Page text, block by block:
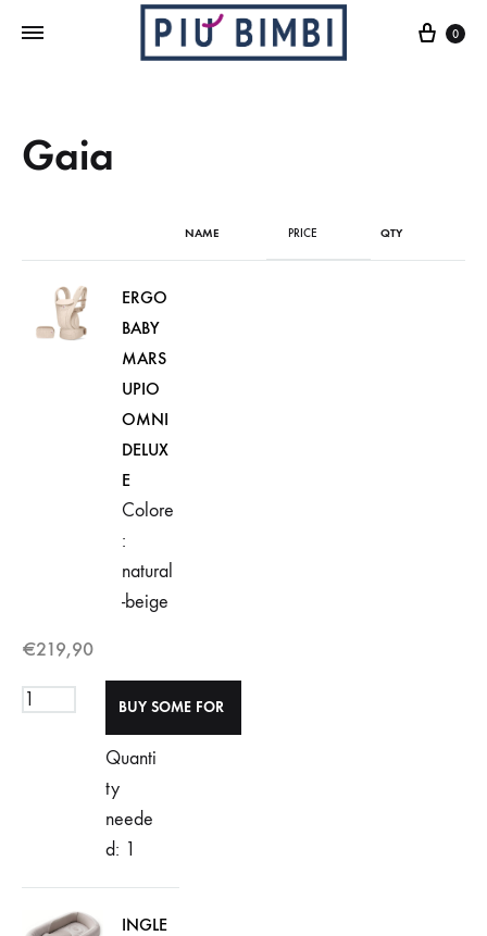
Cart
0
Gaia
NAME PRICE QTY
ERGO
BABY
MARS
UPIO
OMNI
DELUX
E
Colore
:
natural
-beige
€219,90
Quanti
ty
neede
d: 1
INGLE